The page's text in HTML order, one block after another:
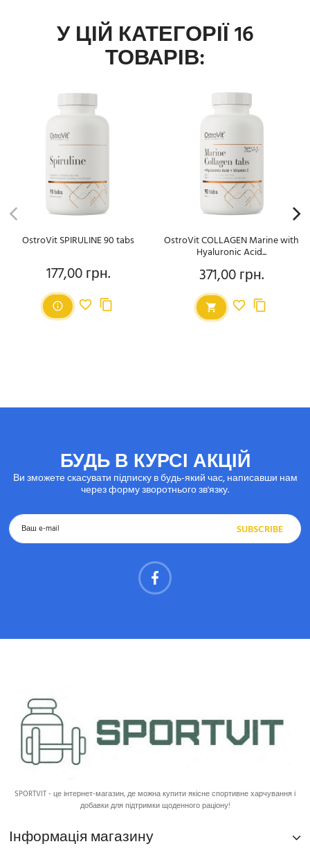
У ЦІЙ КАТЕГОРІЇ 16
ТОВАРІВ:
OstroVit SPIRULINE 90 tabs
Ціна
177,00 грн.
OstroVit COLLAGEN Marine with
Hyaluronic Acid...
Ціна
371,00 грн.
БУДЬ В КУРСІ АКЦІЙ
Ви зможете скасувати підписку в будь-який час, написавши нам
через форму зворотнього зв'язку.
SPORTVIT - це інтернет-магазин, де можна купити якісне спортивне харчування і
добавки для підтримки щоденного раціону!
Інформація магазину